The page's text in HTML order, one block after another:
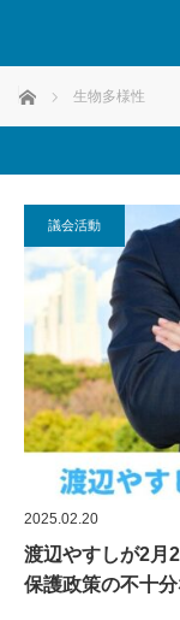
ホーム 生物多様性
議会活動
2025.02.20
渡辺やすしが2月
保護政策の不十